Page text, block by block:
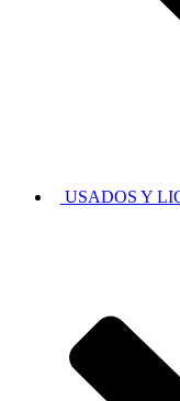
USADOS Y